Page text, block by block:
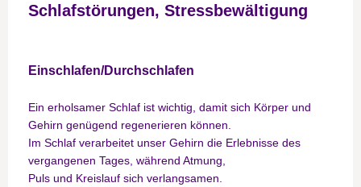
Schlafstörungen, Stressbewältigung
Einschlafen/Durchschlafen
Ein erholsamer Schlaf ist wichtig, damit sich Körper und
Gehirn genügend regenerieren können.
Im Schlaf verarbeitet unser Gehirn die Erlebnisse des
vergangenen Tages, während Atmung,
Puls und Kreislauf sich verlangsamen.